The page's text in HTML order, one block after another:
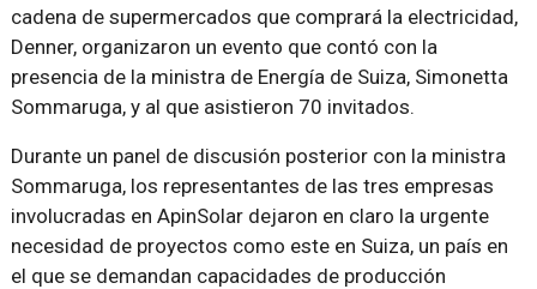
cadena de supermercados que comprará la electricidad,
Denner, organizaron un evento que contó con la
presencia de la ministra de Energía de Suiza, Simonetta
Sommaruga, y al que asistieron 70 invitados.
Durante un panel de discusión posterior con la ministra
Sommaruga, los representantes de las tres empresas
involucradas en ApinSolar dejaron en claro la urgente
necesidad de proyectos como este en Suiza, un país en
el que se demandan capacidades de producción